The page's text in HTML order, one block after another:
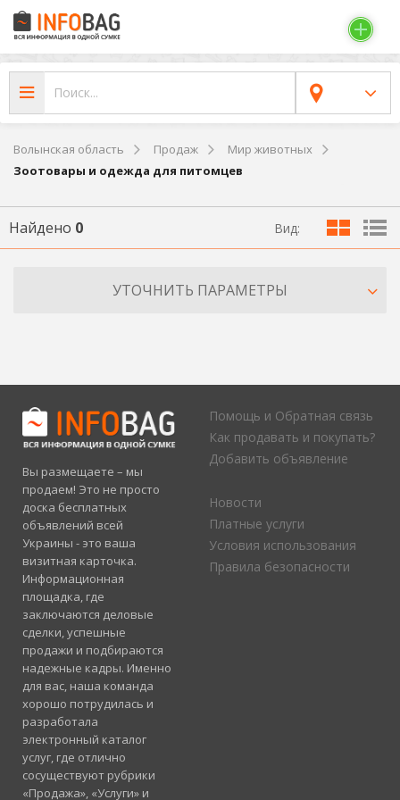
Волынская область Продаж
Мир животных
Зоотовары и одежда для питомцев
Найдено 0 Вид:
УТОЧНИТЬ ПАРАМЕТРЫ
Вы размещаете – мы
продаем! Это не просто
доска бесплатных
объявлений всей
Украины - это ваша
визитная карточка.
Информационная
площадка, где
заключаются деловые
сделки, успешные
продажи и подбираются
надежные кадры. Именно
для вас, наша команда
хорошо потрудилась и
разработала
электронный каталог
услуг, где отлично
сосуществуют рубрики
«Продажа», «Услуги» и
Помощь и Обратная связь
Как продавать и покупать?
Добавить объявление
Новости
Платные услуги
Условия использования
Правила безопасности